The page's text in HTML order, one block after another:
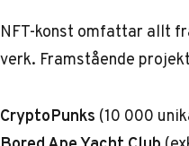
NFT-konst omfattar allt
verk. Framstående
CryptoPunks (10 000